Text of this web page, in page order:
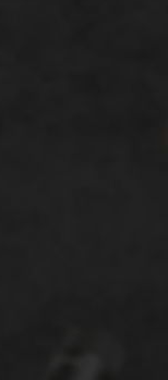
любую
фонарей
к ним.
В
2
led